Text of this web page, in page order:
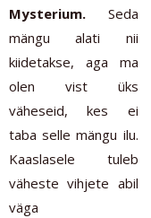
Mysterium. Seda
mängu alati nii
kiidetakse, aga ma
olen vist üks
väheseid, kes ei
taba selle mängu ilu.
Kaaslasele tuleb
väheste vihjete abil
väga